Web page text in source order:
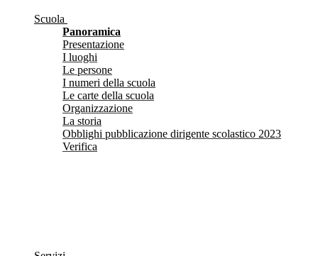
Scuola
Panoramica
Presentazione
I luoghi
Le persone
I numeri della scuola
Le carte della scuola
Organizzazione
La storia
Obblighi pubblicazione dirigente scolastico 2023
Verifica